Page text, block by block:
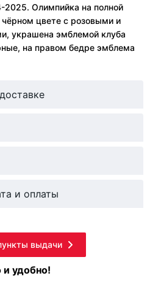
2025. Олимпийка на полной
цвете с розовыми и
украшена эмблемой клуба
на правом бедре эмблема
и оплаты
выдачи
и удобно!